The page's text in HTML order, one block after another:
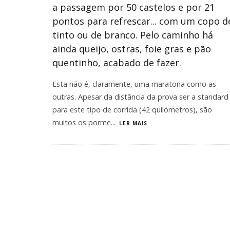
a passagem por 50 castelos e por 21
pontos para refrescar... com um copo
tinto ou de branco. Pelo caminho há
ainda queijo, ostras, foie gras e pão
quentinho, acabado de fazer.
Esta não é, claramente, uma maratona como as
outras. Apesar da distância da prova ser a standard
para este tipo de corrida (42 quilómetros), são
muitos os porme... LER MAIS